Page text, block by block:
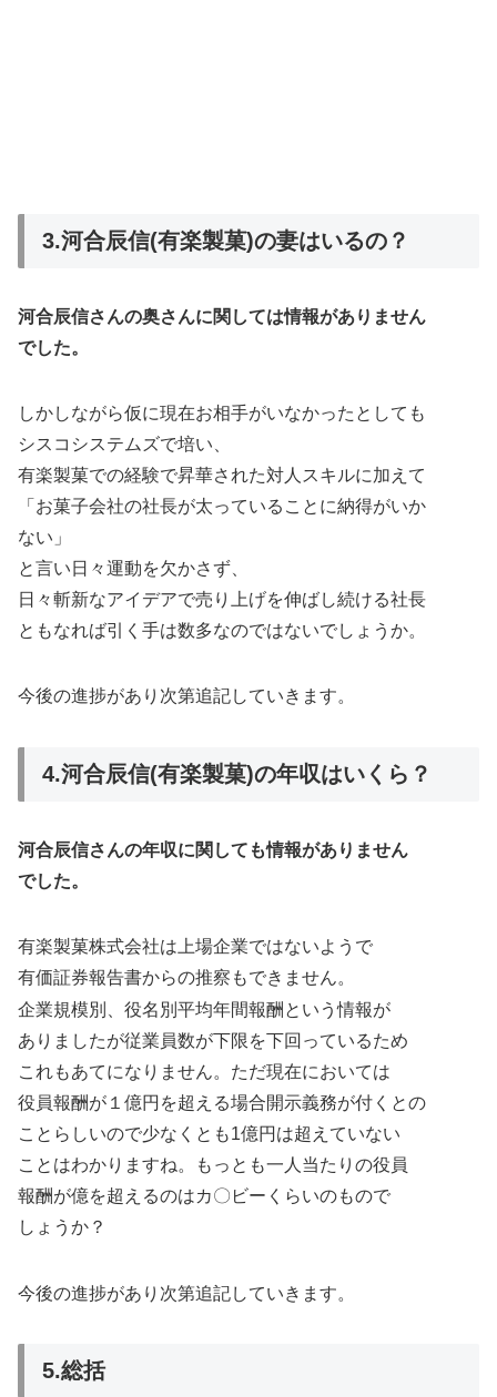
3.河合辰信(有楽製菓)の妻はいるの？
河合辰信さんの奥さんに関しては情報がありません
でした。
しかしながら仮に現在お相手がいなかったとしても
シスコシステムズで培い、
有楽製菓での経験で昇華された対人スキルに加えて
「お菓子会社の社長が太っていることに納得がいか
ない」
と言い日々運動を欠かさず、
日々斬新なアイデアで売り上げを伸ばし続ける社長
ともなれば引く手は数多なのではないでしょうか。
今後の進捗があり次第追記していきます。
4.河合辰信(有楽製菓)の年収はいくら？
河合辰信さんの年収に関しても情報がありません
でした。
有楽製菓株式会社は上場企業ではないようで
有価証券報告書からの推察もできません。
企業規模別、役名別平均年間報酬という情報が
ありましたが従業員数が下限を下回っているため
これもあてになりません。ただ現在においては
役員報酬が１億円を超える場合開示義務が付くとの
ことらしいので少なくとも1億円は超えていない
ことはわかりますね。もっとも一人当たりの役員
報酬が億を超えるのはカ〇ビーくらいのもので
しょうか？
今後の進捗があり次第追記していきます。
5.総括